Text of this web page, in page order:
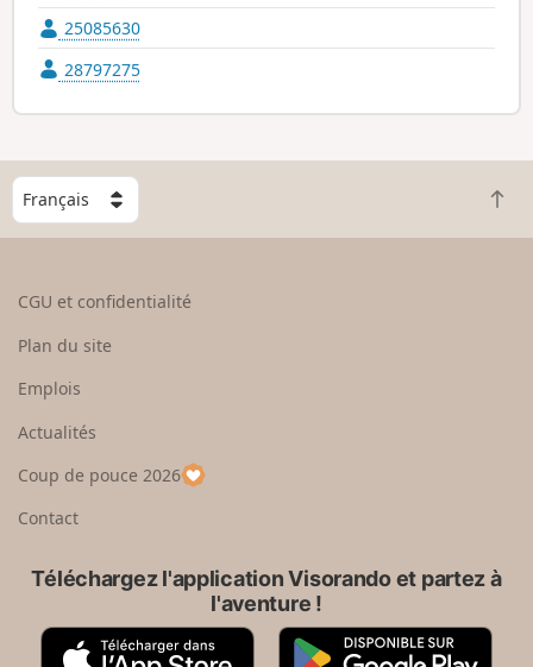
25085630
28797275
C
h
o
e
u
p
a
R
e
CGU et confidentialité
Plan du site
Emplois
Actualités
Coup de pouce 2026
Contact
Téléchargez l'application Visorando et partez à
l'aventure !
A
G